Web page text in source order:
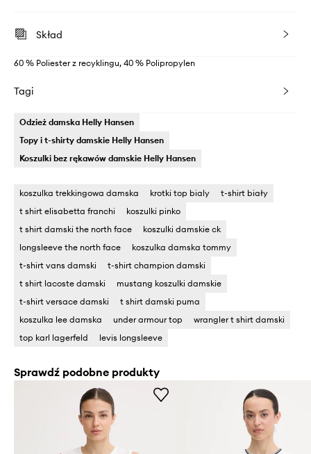
Skład
60 % Poliester z recyklingu, 40 % Polipropylen
Tagi
Odzież damska Helly Hansen
Topy i t-shirty damskie Helly Hansen
Koszulki bez rękawów damskie Helly Hansen
koszulka trekkingowa damska krotki top bialy
t-shirt biały
t shirt elisabetta franchi
koszulki pinko
t shirt damski the north face
koszulki damskie ck
longsleeve the north face
koszulka damska tommy
t-shirt vans damski
t-shirt champion damski
t shirt lacoste damski
mustang koszulki damskie
t-shirt versace damski
t shirt damski puma
koszulka lee damska
under armour top
wrangler t shirt damski
top karl lagerfeld
levis longsleeve
Sprawdź podobne produkty